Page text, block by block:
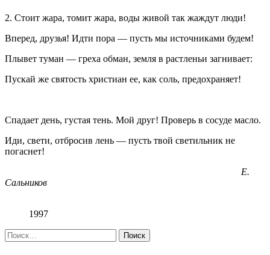
2. Стоит жара, томит жара, воды живой так жаждут люди!
Вперед, друзья! Идти пора — пусть мы источниками будем!
Плывет туман — греха обман, земля в растленьи загнивает:
Пускай же святость христиан ее, как соль, предохраняет!
Спадает день, густая тень. Мой друг! Проверь в сосуде масло.
Иди, свети, отбросив лень — пусть твой светильник не
погаснет!
Е.
Сальников
1997
Найти: